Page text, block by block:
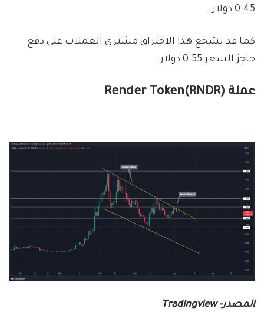
0.45 دولار.
كما قد يشجع هذا الاختراق مشتري العملات على دفع
حاجز السعر 0.55 دولار.
عملة Render Token(RNDR)
المصدر- Tradingview